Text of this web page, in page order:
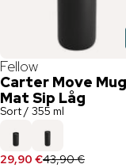
Fellow
Carter Move Mug
Mat Sip Låg
Sort / 355 ml
29,90 €43,90 €